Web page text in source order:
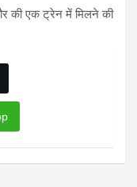
की एक ट्रेन में मिलने की